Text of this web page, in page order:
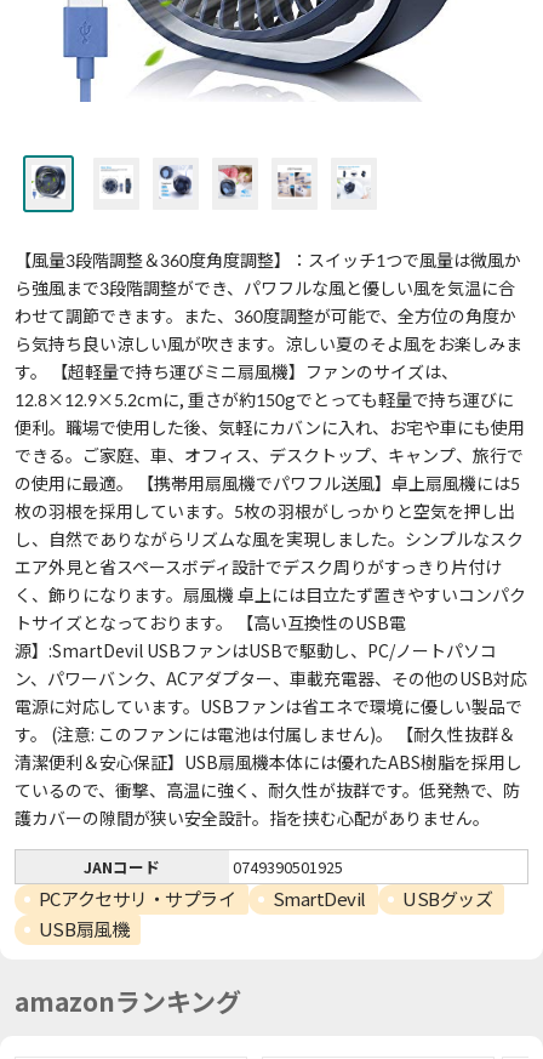
【風量3段階調整＆360度角度調整】：スイッチ1つで風量は微風か
ら強風まで3段階調整ができ、パワフルな風と優しい風を気温に合
わせて調節できます。また、360度調整が可能で、全方位の角度か
ら気持ち良い涼しい風が吹きます。涼しい夏のそよ風をお楽しみま
す。 【超軽量で持ち運びミニ扇風機】ファンのサイズは、
12.8×12.9×5.2cmに, 重さが約150gでとっても軽量で持ち運びに
便利。職場で使用した後、気軽にカバンに入れ、お宅や車にも使用
できる。ご家庭、車、オフィス、デスクトップ、キャンプ、旅行で
の使用に最適。 【携帯用扇風機でパワフル送風】卓上扇風機には5
枚の羽根を採用しています。5枚の羽根がしっかりと空気を押し出
し、自然でありながらリズムな風を実現しました。シンプルなスク
エア外見と省スペースボディ設計でデスク周りがすっきり片付け
く、飾りになります。扇風機 卓上には目立たず置きやすいコンパク
トサイズとなっております。 【高い互換性のUSB電
源】:SmartDevil USBファンはUSBで駆動し、PC/ノートパソコ
ン、パワーバンク、ACアダプター、車載充電器、その他のUSB対応
電源に対応しています。USBファンは省エネで環境に優しい製品で
す。 (注意: このファンには電池は付属しません)。 【耐久性抜群＆
清潔便利＆安心保証】USB扇風機本体には優れたABS樹脂を採用し
ているので、衝撃、高温に強く、耐久性が抜群です。低発熱で、防
護カバーの隙間が狭い安全設計。指を挟む心配がありません。
JANコード 0749390501925
PCアクセサリ・サプライ SmartDevil
USBグッズ
USB扇風機
amazonランキング